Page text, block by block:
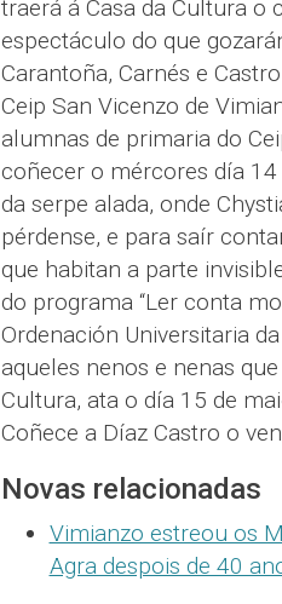
traerá á Casa da Cultura
espectáculo do que
Carantoña, Carnés e
Ceip San Vicenzo de
alumnas de primaria do
coñecer o mércores día
da serpe alada, onde
pérdense, e para saír
que habitan a parte
do programa “Ler conta
Ordenación Universitaria
aqueles nenos e nenas
Cultura, ata o día 15 de
Coñece a Díaz Castro o
Novas relacionadas
Vimianzo estreou os
Agra despois de 40